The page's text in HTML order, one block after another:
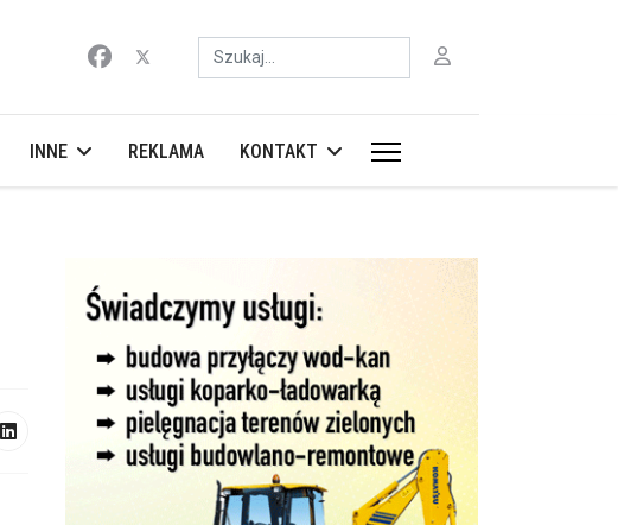
Szukaj
INNE REKLAMA KONTAKT